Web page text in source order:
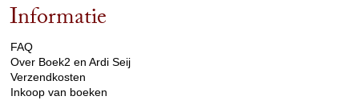
Informatie
FAQ
Over Boek2 en Ardi Seij
Verzendkosten
Inkoop van boeken